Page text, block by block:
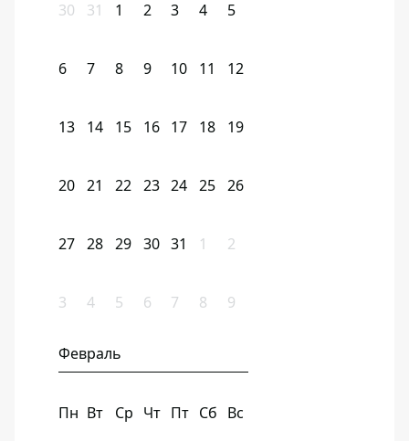
30 31 1 2 3 4 5
6 7 8 9 10 11 12
13 14 15 16 17 18 19
20 21 22 23 24 25 26
27 28 29 30 31 1 2
3 4 5 6 7 8 9
Февраль
Пн Вт Ср Чт Пт Сб Вс